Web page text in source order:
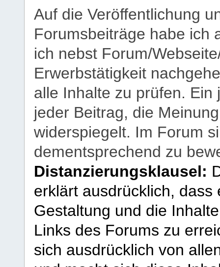
Auf die Veröffentlichung
Forumsbeiträge habe ich
ich nebst Forum/
Erwerbstätigkeit
alle Inhalte zu prüfen.
jeder Beitrag, die
widerspiegelt. Im Forum
dementsprechend zu
Distanzierungsklausel:
erklärt ausdrücklich,
Gestaltung und die
Links des Forums zu
sich ausdrücklich von